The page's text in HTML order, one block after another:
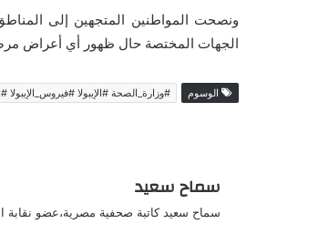
ونصحت المواطنين المتجهين إلى
الجهات المختصة حال ظهور أي أعراض
الوسوم #وزارة_الصحة #الإيبولا
سماح سعيد
سماح سعيد كاتبة صحفية مصرية،عضو نقابة